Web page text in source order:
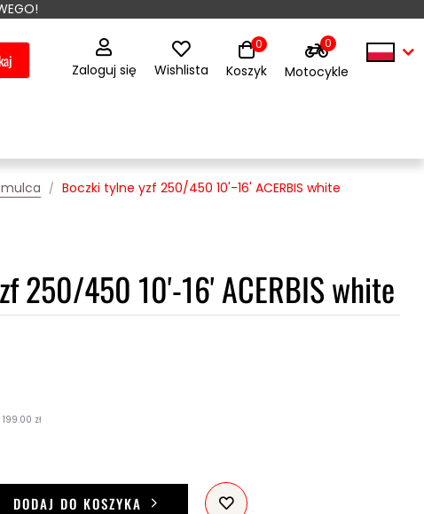
Zaloguj się Wishlista Koszyk
0 0
Motocykle
Boczki tylne yzf 250/450 10'-16' ACERBIS white
250/450 10'-16' ACERBIS white
zł
DODAJ DO KOSZYKA